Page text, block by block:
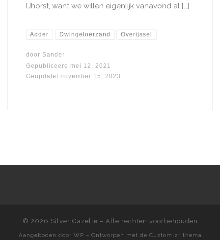
IJhorst, want we willen eigenlijk vanavond al […]
Adder Dwingeloërzand Overijssel
door Sander
Gepubliceerd mei 12, 2021
Geüpdatet november 15, 2023
© 2026 Silver Gazelle – Alle rechten voorbehouden
Aangeboden door WP – Ontworpen met de Customizr thema